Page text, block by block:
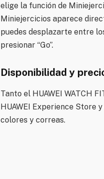
elige la función de
Miniejercicios aparece
puedes desplazarte entre
presionar “Go”.
Disponibilidad y
Tanto el HUAWEI WATCH
HUAWEI Experience Store
colores y correas.